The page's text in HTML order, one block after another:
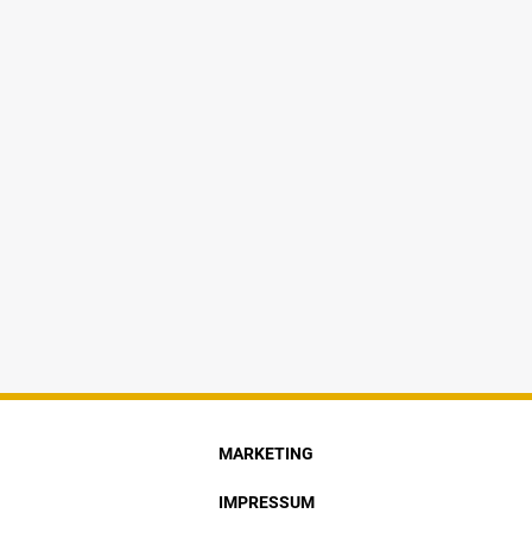
MARKETING
IMPRESSUM